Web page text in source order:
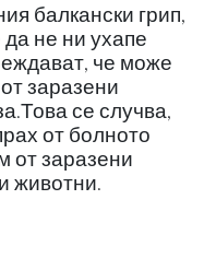
балкански грип,
не ни ухапе
че може
заразени
се случва,
от болното
от заразени
животни.